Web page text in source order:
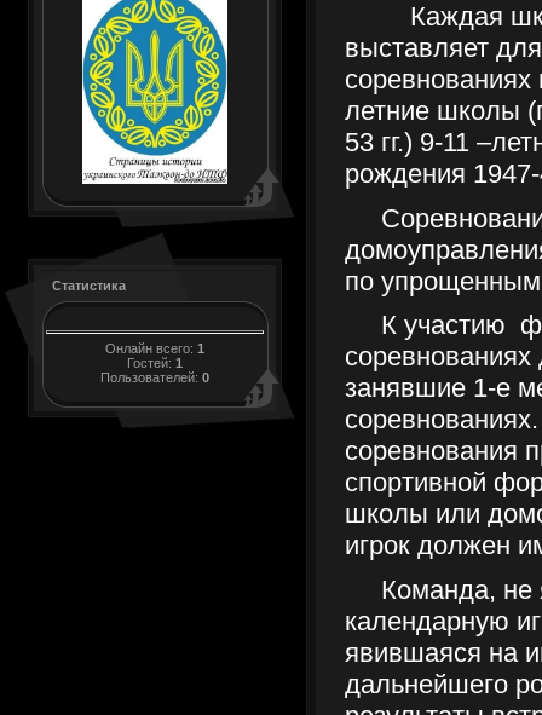
Статистика
Онлайн всего: 1
Гостей: 1
Пользователей: 0
Каждая
выставляет
летние школы
53 гг.) 9-11
рождения 1947-
по
К участию
занявшие 1-е
соревнования
спортивной
школы или
игрок должен
Команда, не
календарную
явившаяся на
дальнейшего